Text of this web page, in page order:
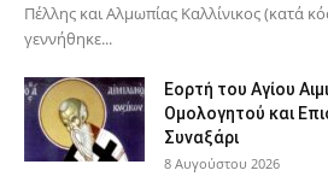
Πέλλης και Αλμωπίας Καλλίνικος (κατά
γεννήθηκε...
Εορτή του Αγίου
Ομολογητού και
Συναξάρι
8 Αυγούστου 2026